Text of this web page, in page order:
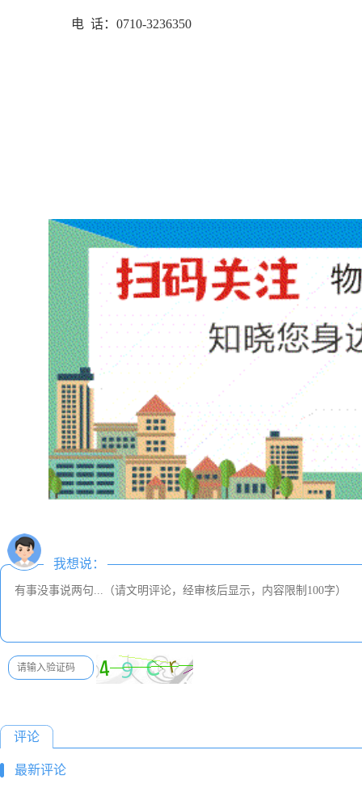
电 话： 0710-3236350
我想说：
评论
最新评论